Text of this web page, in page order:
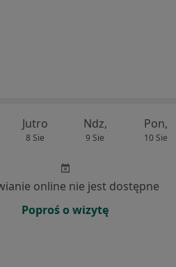
Jutro
8 Sie
Ndz,
9 Sie
Pon,
10 Sie
online nie jest dostępne
Poproś o wizytę